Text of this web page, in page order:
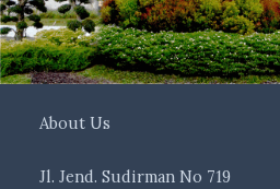
About Us
Jl. Jend. Sudirman No 719